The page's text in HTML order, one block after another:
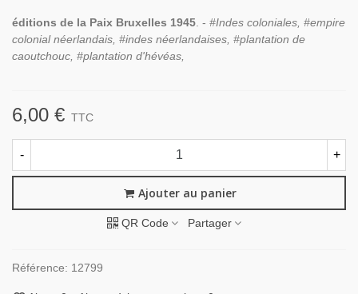
éditions de la Paix Bruxelles 1945 . - #Indes coloniales, #empire
colonial néerlandais, #indes néerlandaises, #plantation de
caoutchouc, #plantation d'hévéas,
6,00 € TTC
- +
Ajouter au panier
QR Code Partager
Référence: 12799